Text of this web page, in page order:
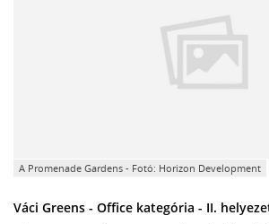
A Promenade Gardens - Fotó: Horizon Development
Váci Greens - Office kategória - II.